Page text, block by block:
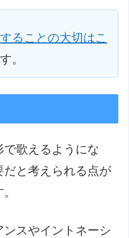
ることの大切はこ
。
歌えるようにな
だと考えられる点が
スやイントネーシ